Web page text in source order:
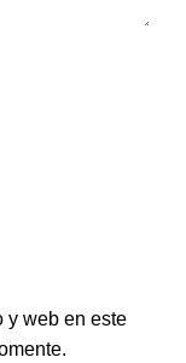
y web en este